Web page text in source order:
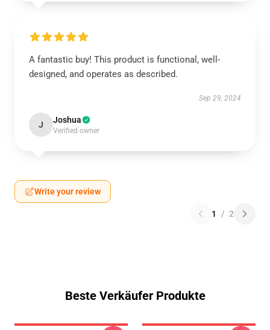
A fantastic buy! This product is functional, well-
designed, and operates as described.
Sep 29, 2024
J Joshua
Verified owner
Write your review
1 / 2
Beste Verkäufer Produkte